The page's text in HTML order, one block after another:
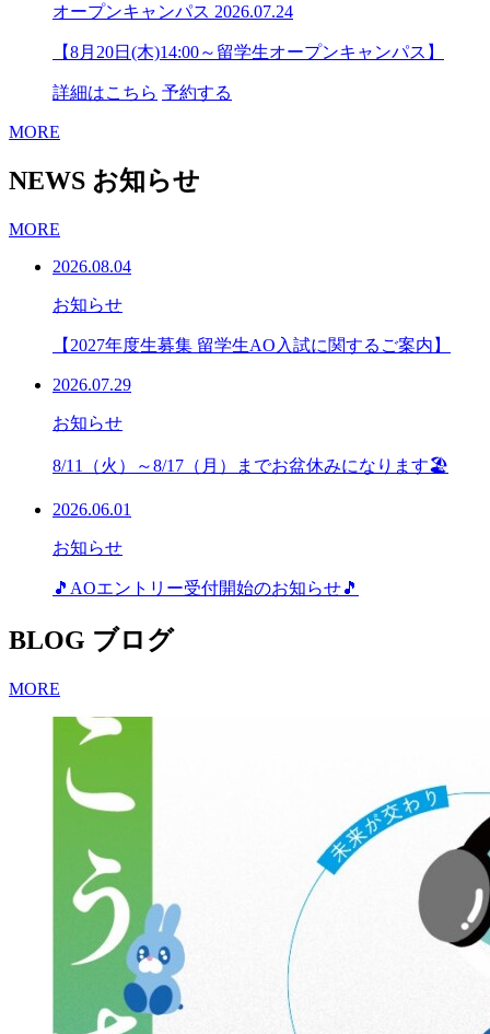
オープンキャンパス 2026.07.24
【8月20日(木)14:00～留学生オープンキャンパス】
詳細はこちら 予約する
MORE
NEWS お知らせ
MORE
2026.08.04
お知らせ
【2027年度生募集 留学生AO入試に関するご案内】
2026.07.29
お知らせ
8/11（火）～8/17（月）までお盆休みになります🏖
2026.06.01
お知らせ
🎵AOエントリー受付開始のお知らせ🎵
BLOG ブログ
MORE